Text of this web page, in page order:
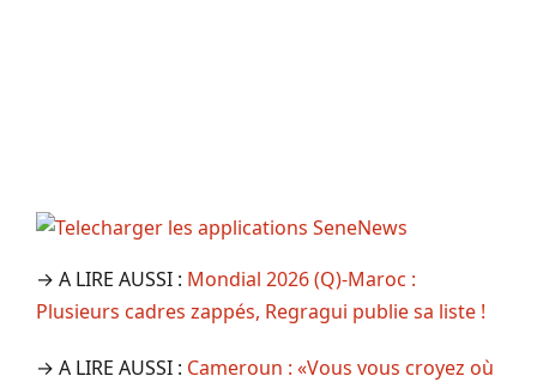
→ A LIRE AUSSI : Mondial 2026 (Q)-Maroc :
Plusieurs cadres zappés, Regragui publie sa liste !
→ A LIRE AUSSI : Cameroun : «Vous vous croyez où